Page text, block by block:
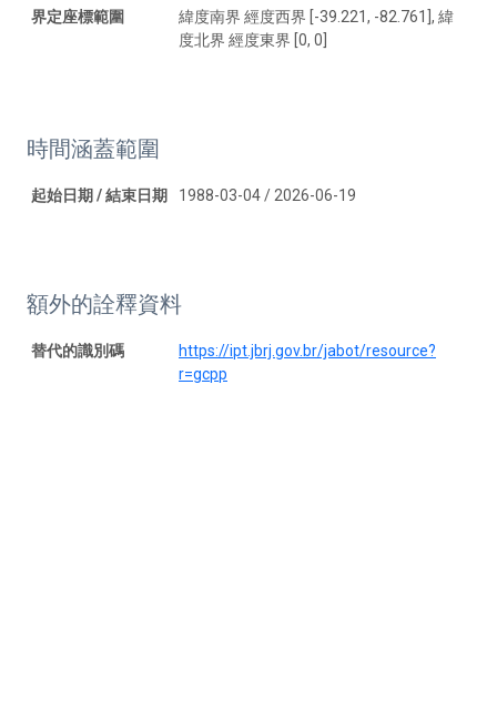
界定座標範圍
緯度南界 經度西界 [-39.221, -82.761], 緯
度北界 經度東界 [0, 0]
時間涵蓋範圍
起始日期 / 結束日期 1988-03-04 / 2026-06-19
額外的詮釋資料
替代的識別碼
https://ipt.jbrj.gov.br/jabot/resource?
r=gcpp